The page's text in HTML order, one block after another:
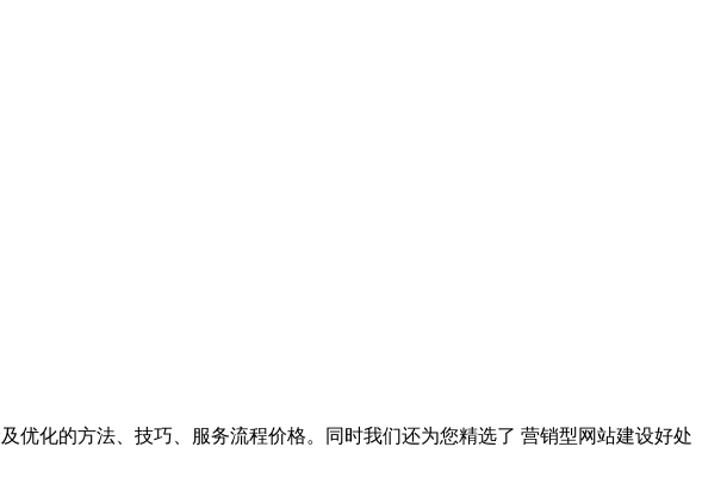
优化的方法、技巧、服务流程价格。同时我们还为您精选了 营销型网站建设好处